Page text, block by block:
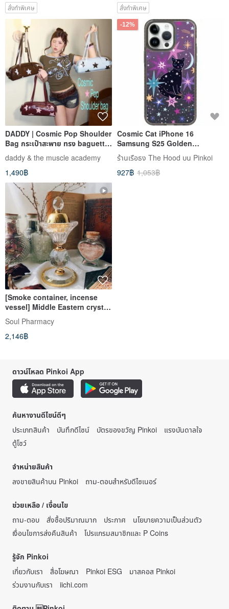
สั่งทำพิเศษ สั่งทำพิเศษ
DADDY | Cosmic Pop Shoulder
Bag กระเป๋าสะพาย ทรง baguette
สุดน่ารัก
daddy & the muscle academy
1,490฿
-12%
Cosmic Cat iPhone 16
Samsung S25 Golden
Case/Mirror Case/Hybrid Plus
ร้านเรือธง The Hood บน Pinkoi
927฿ 1,053฿
[Smoke container, incense
vessel] Middle Eastern crystal
incense purifying incense
holder | Sacred wooden
holder candle holder
Soul Pharmacy
2,146฿
ดาวน์โหลด Pinkoi App
ค้นหางานดีไซน์ดีๆ
ประเภทสินค้า
บันทึกดีไซน์ บัตรของขวัญ Pinkoi
แรงบันดาลใจ
ตู้โชว์
จำหน่ายสินค้า
ลงขายสินค้าบน Pinkoi
ถาม-ตอบสำหรับดีไซเนอร์
ช่วยเหลือ / เงื่อนไข
ถาม-ตอบ
สั่งซื้อปริมาณมาก ประกาศ
นโยบายความเป็นส่วนตัว
เงื่อนไขการส่งคืนสินค้า
โปรแกรมสมาชิกและ P Coins
รู้จัก Pinkoi
เกี่ยวกับเรา
สื่อโฆษณา Pinkoi ESG
มาสคอส Pinkoi
ร่วมงานกับเรา
iichi.com